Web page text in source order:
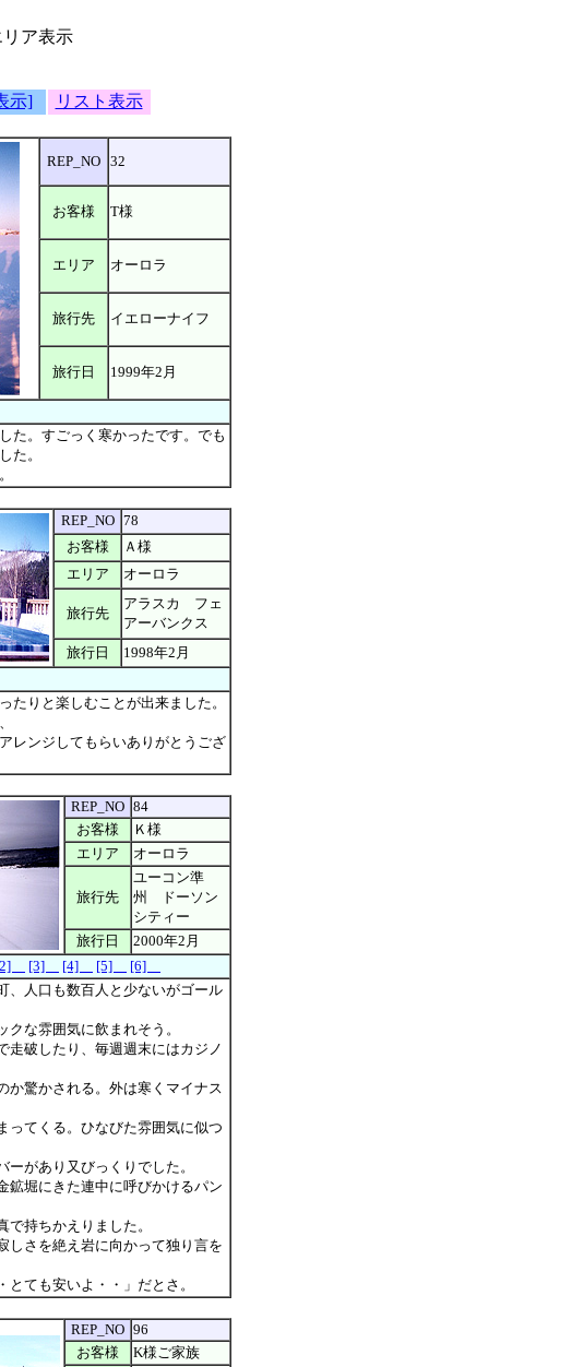
ア表示
示] リスト表示
REP_NO 32
お客様 T様
エリア オーロラ
旅行先 イエローナイフ
旅行日 1999年2月
た。すごっく寒かったです。でも
た。
REP_NO 78
お客様
Ａ様
エリア オーロラ
旅行先
アラスカ フェ
アーバンクス
旅行日
1998年2月
たりと楽しむことが出来ました。
レンジしてもらいありがとうござ
REP_NO 84
お客様
Ｋ様
エリア オーロラ
旅行先
ユーコン準
州 ドーソン
シティー
旅行日
2000年2月
[3] [4] [5] [6]
、人口も数百人と少ないがゴール
な雰囲気に飲まれそう。
走破したり、毎週週末にはカジノ
か驚かされる。外は寒くマイナス
ってくる。ひなびた雰囲気に似つ
ーがあり又びっくりでした。
鉱堀にきた連中に呼びかけるパン
で持ちかえりました。
しさを絶え岩に向かって独り言を
ても安いよ・・」だとさ。
REP_NO 96
お客様
K様ご家族